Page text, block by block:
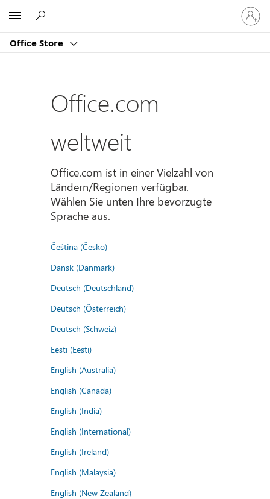
Office Store
Bei
Ihrem
Konto
Office.com
weltweit
Office.com ist in einer Vielzahl von
Ländern/Regionen verfügbar.
Wählen Sie unten Ihre bevorzugte
Sprache aus.
Čeština (Česko)
Dansk (Danmark)
Deutsch (Deutschland)
Deutsch (Österreich)
Deutsch (Schweiz)
Eesti (Eesti)
English (Australia)
English (Canada)
English (India)
English (International)
English (Ireland)
English (Malaysia)
English (New Zealand)